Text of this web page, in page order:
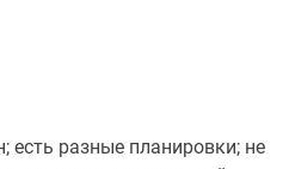
есть разные планировки; не